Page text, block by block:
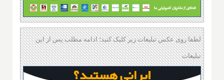
لطفا روی عکس تبلیغات زیر کلیک کنید؛ ادامه مطلب پس از این
تبلیغات